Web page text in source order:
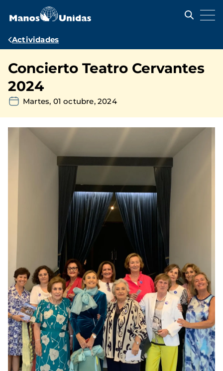
contenido
Ruta
navegación
Actividades
Concierto Teatro Cervantes
2024
Martes, 01 octubre, 2024